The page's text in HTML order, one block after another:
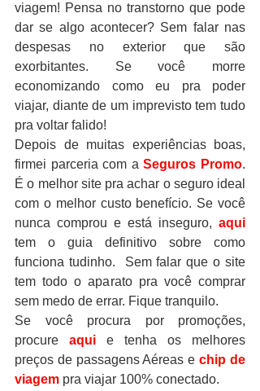
viagem! Pensa no transtorno que pode
dar se algo acontecer? Sem falar nas
despesas no exterior que são
exorbitantes. Se você morre
economizando como eu pra poder
viajar, diante de um imprevisto tem tudo
pra voltar falido!
Depois de muitas experiências boas,
firmei parceria com a Seguros Promo.
É o melhor site pra achar o seguro ideal
com o melhor custo benefício. Se você
nunca comprou e está inseguro, aqui
tem o guia definitivo sobre como
funciona tudinho.  Sem falar que o site
tem todo o aparato pra você comprar
sem medo de errar. Fique tranquilo.
Se você procura por promoções,
procure aqui e tenha os melhores
preços de passagens Aéreas e chip de
viagem pra viajar 100% conectado.